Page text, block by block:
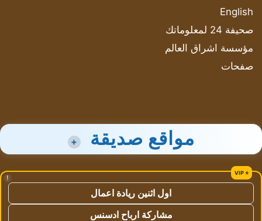
English
صحيفة 24 لمعلوماتك
مؤسسة اشراق العالم
صفحات
مواقع صديقة +
!
اول اثنين ريادة اعمال
مشاركة ارباح ادسنس